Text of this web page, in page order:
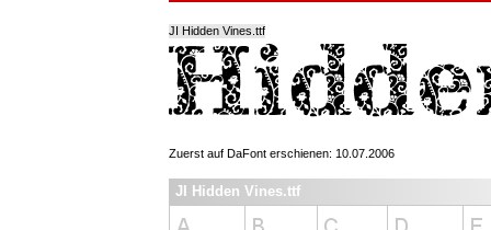
JI Hidden Vines.ttf
Zuerst auf DaFont erschienen: 10.07.2006
JI Hidden Vines.ttf